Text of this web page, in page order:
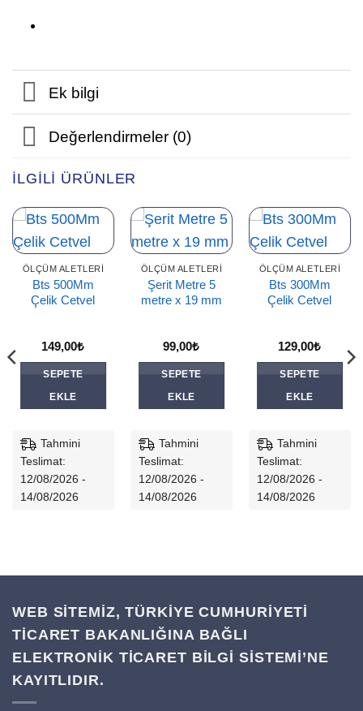
Ek bilgi
Değerlendirmeler (0)
İLGILI ÜRÜNLER
ÖLÇÜM ALETLERI
Bts 500Mm
Çelik Cetvel
149,00₺
SEPETE
EKLE
Tahmini
Teslimat:
12/08/2026 -
14/08/2026
ÖLÇÜM ALETLERI
Şerit Metre 5
metre x 19 mm
99,00₺
SEPETE
EKLE
Tahmini
Teslimat:
12/08/2026 -
14/08/2026
ÖLÇÜM ALETLERI
Bts 300Mm
Çelik Cetvel
129,00₺
SEPETE
EKLE
Tahmini
Teslimat:
12/08/2026 -
14/08/2026
WEB SİTEMİZ, TÜRKİYE CUMHURİYETİ
TİCARET BAKANLIĞINA BAĞLI
ELEKTRONİK TİCARET BİLGİ SİSTEMİ’NE
KAYITLIDIR.